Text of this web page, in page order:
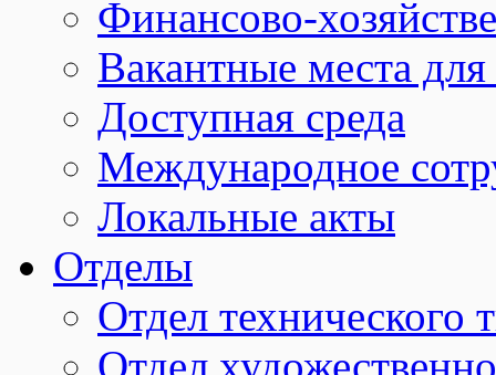
Финансово-
Вакантные места
Доступная среда
Международное
Локальные акты
Отделы
Отдел технического
Отдел